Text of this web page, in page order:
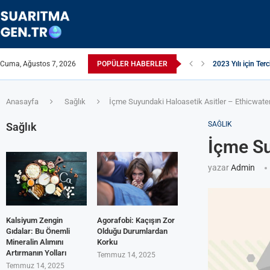
Cuma, Ağustos 7, 2026 POPÜLER HABERLER Suyun TDS
Anasayfa Sağlık İçme Suyundaki Haloasetik Asitler –
SAĞLIK
İçme
yazarAdmin
Sağlık
Kalsiyum Zengin
Gıdalar: Bu Önemli
Mineralin Alımını
Artırmanın Yolları
Temmuz 14, 2025
Agorafobi: Kaçışın Zor
Olduğu Durumlardan
Korku
Temmuz 14, 2025